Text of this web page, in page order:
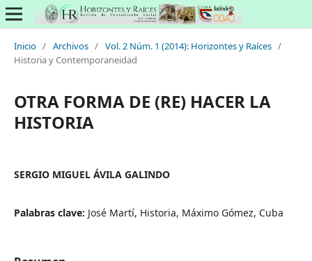
Inicio / Archivos / Vol. 2 Núm. 1 (2014): Horizontes y Raíces /
Historia y Contemporaneidad
OTRA FORMA DE (RE) HACER LA
HISTORIA
SERGIO MIGUEL ÁVILA GALINDO
Palabras clave: José Martí, Historia, Máximo Gómez, Cuba